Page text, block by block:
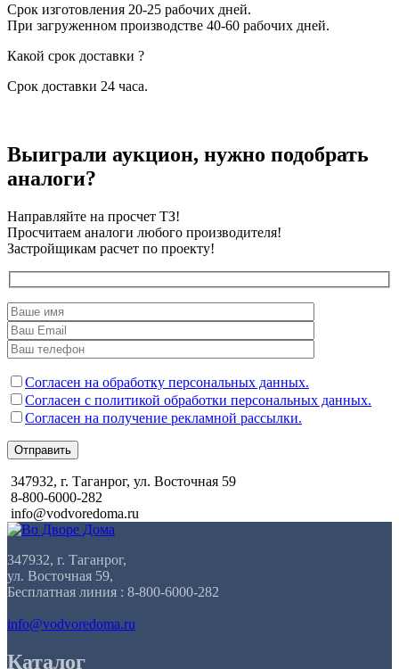
Срок изготовления 20-25 рабочих дней.
При загруженном производстве 40-60 рабочих дней.
Какой срок доставки ?
Срок доставки 24 часа.
Выиграли аукцион, нужно подобрать
аналоги?
Направляйте на просчет ТЗ!
Просчитаем аналоги любого производителя!
Застройщикам расчет по проекту!
Согласен на обработку персональных данных.
Согласен с политикой обработки персональных данных.
Согласен на получение рекламной рассылки.
Отправить
347932, г. Таганрог, ул. Восточная 59
8-800-6000-282
info@vodvoredoma.ru
347932, г. Таганрог,
ул. Восточная 59,
Бесплатная линия : 8-800-6000-282
info@vodvoredoma.ru
Каталог